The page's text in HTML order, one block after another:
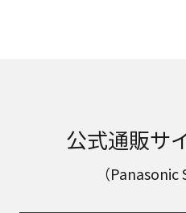
公式通販サ
（Panasonic